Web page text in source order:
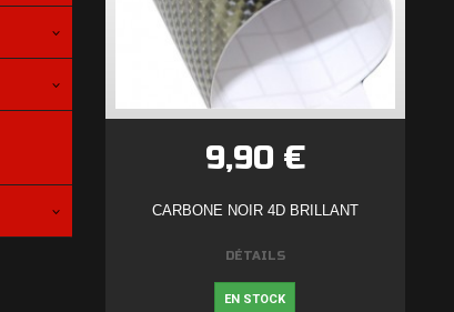
9,90 €
CARBONE NOIR 4D BRILLANT
DÉTAILS
EN STOCK